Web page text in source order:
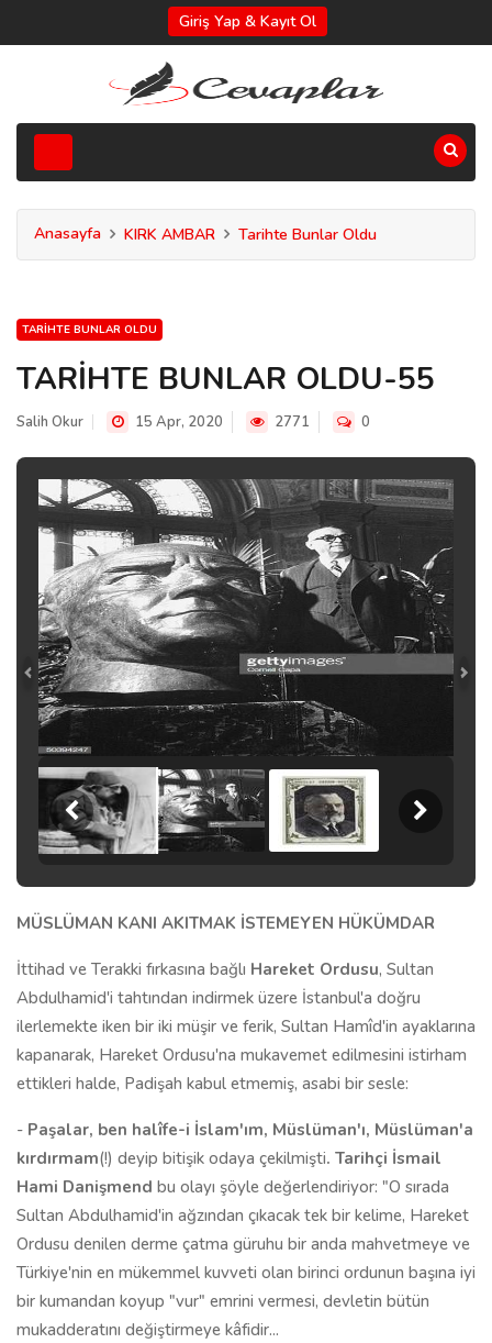
Giriş Yap & Kayıt Ol
Anasayfa KIRK AMBAR Tarihte Bunlar Oldu
TARIHTE BUNLAR OLDU
TARİHTE BUNLAR OLDU-55
Salih Okur 15 Apr, 2020 2771 0
MÜSLÜMAN KANI AKITMAK İSTEMEYEN HÜKÜMDAR
İttihad ve Terakki fırkasına bağlı Hareket Ordusu, Sultan
Abdulhamid'i tahtından indirmek üzere İstanbul'a doğru
ilerlemekte iken bir iki müşir ve ferik, Sultan Hamîd'in ayaklarına
kapanarak, Hareket Ordusu'na mukavemet edilmesini istirham
ettikleri halde, Padişah kabul etmemiş, asabi bir sesle:
- Paşalar, ben halîfe-i İslam'ım, Müslüman'ı, Müslüman'a
kırdırmam(!) deyip bitişik odaya çekilmişti. Tarihçi İsmail
Hami Danişmend bu olayı şöyle değerlendiriyor: "O sırada
Sultan Abdulhamid'in ağzından çıkacak tek bir kelime, Hareket
Ordusu denilen derme çatma güruhu bir anda mahvetmeye ve
Türkiye'nin en mükemmel kuvveti olan birinci ordunun başına iyi
bir kumandan koyup "vur" emrini vermesi, devletin bütün
mukadderatını değiştirmeye kâfidir...